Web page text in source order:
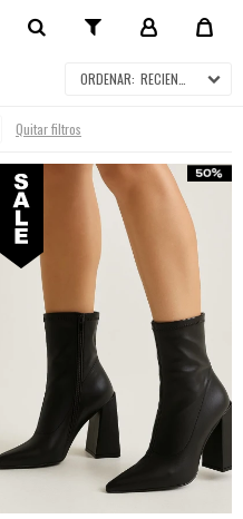
SALE
RECIENTES
Quitar filtros